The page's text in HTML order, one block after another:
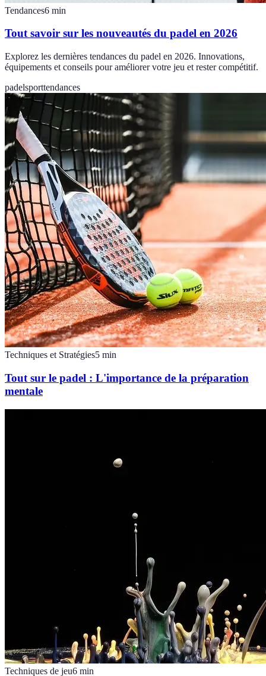
Tendances6 min
Tout savoir sur les nouveautés du padel en 2026
Explorez les dernières tendances du padel en 2026. Innovations,
équipements et conseils pour améliorer votre jeu et rester compétitif.
padelsporttendances
Techniques et Stratégies5 min
Tout sur le padel : L'importance de la préparation
mentale
Techniques de jeu6 min